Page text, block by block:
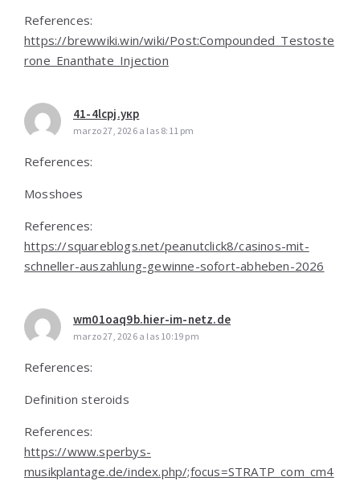
References:
https://brewwiki.win/wiki/Post:Compounded_Testoste
rone_Enanthate_Injection
41-4lcpj.укр
marzo 27, 2026 a las 8:11 pm
References:
Mosshoes
References:
https://squareblogs.net/peanutclick8/casinos-mit-
schneller-auszahlung-gewinne-sofort-abheben-2026
wm01oaq9b.hier-im-netz.de
marzo 27, 2026 a las 10:19 pm
References:
Definition steroids
References:
https://www.sperbys-
musikplantage.de/index.php/;focus=STRATP_com_cm4